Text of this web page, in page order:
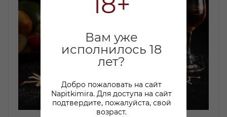
Вам уже
исполнилось 18
лет?
Добро пожаловать на сайт
Napitkimira. Для доступа на сайт
подтвердите, пожалуйста, свой
возраст.